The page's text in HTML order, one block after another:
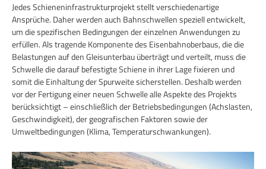
Jedes Schieneninfrastrukturprojekt stellt verschiedenartige
Ansprüche. Daher werden auch Bahnschwellen speziell entwickelt,
um die spezifischen Bedingungen der einzelnen Anwendungen zu
erfüllen. Als tragende Komponente des Eisenbahnoberbaus, die die
Belastungen auf den Gleisunterbau überträgt und verteilt, muss die
Schwelle die darauf befestigte Schiene in ihrer Lage fixieren und
somit die Einhaltung der Spurweite sicherstellen. Deshalb werden
vor der Fertigung einer neuen Schwelle alle Aspekte des Projekts
berücksichtigt – einschließlich der Betriebsbedingungen (Achslasten,
Geschwindigkeit), der geografischen Faktoren sowie der
Umweltbedingungen (Klima, Temperaturschwankungen).